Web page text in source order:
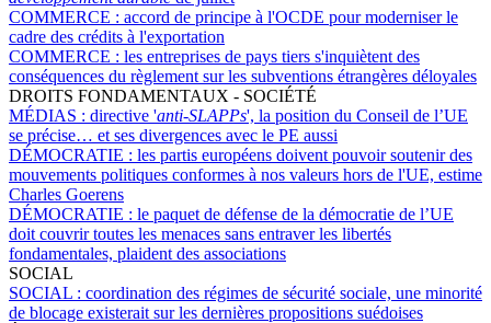
COMMERCE : accord de principe à l'OCDE pour moderniser le
cadre des crédits à l'exportation
COMMERCE : les entreprises de pays tiers s'inquiètent des
conséquences du règlement sur les subventions étrangères déloyales
DROITS FONDAMENTAUX - SOCIÉTÉ
MÉDIAS : directive 'anti-SLAPPs', la position du Conseil de l’UE
se précise… et ses divergences avec le PE aussi
DÉMOCRATIE : les partis européens doivent pouvoir soutenir des
mouvements politiques conformes à nos valeurs hors de l'UE, estime
Charles Goerens
DÉMOCRATIE : le paquet de défense de la démocratie de l’UE
doit couvrir toutes les menaces sans entraver les libertés
fondamentales, plaident des associations
SOCIAL
SOCIAL : coordination des régimes de sécurité sociale, une minorité
de blocage existerait sur les dernières propositions suédoises